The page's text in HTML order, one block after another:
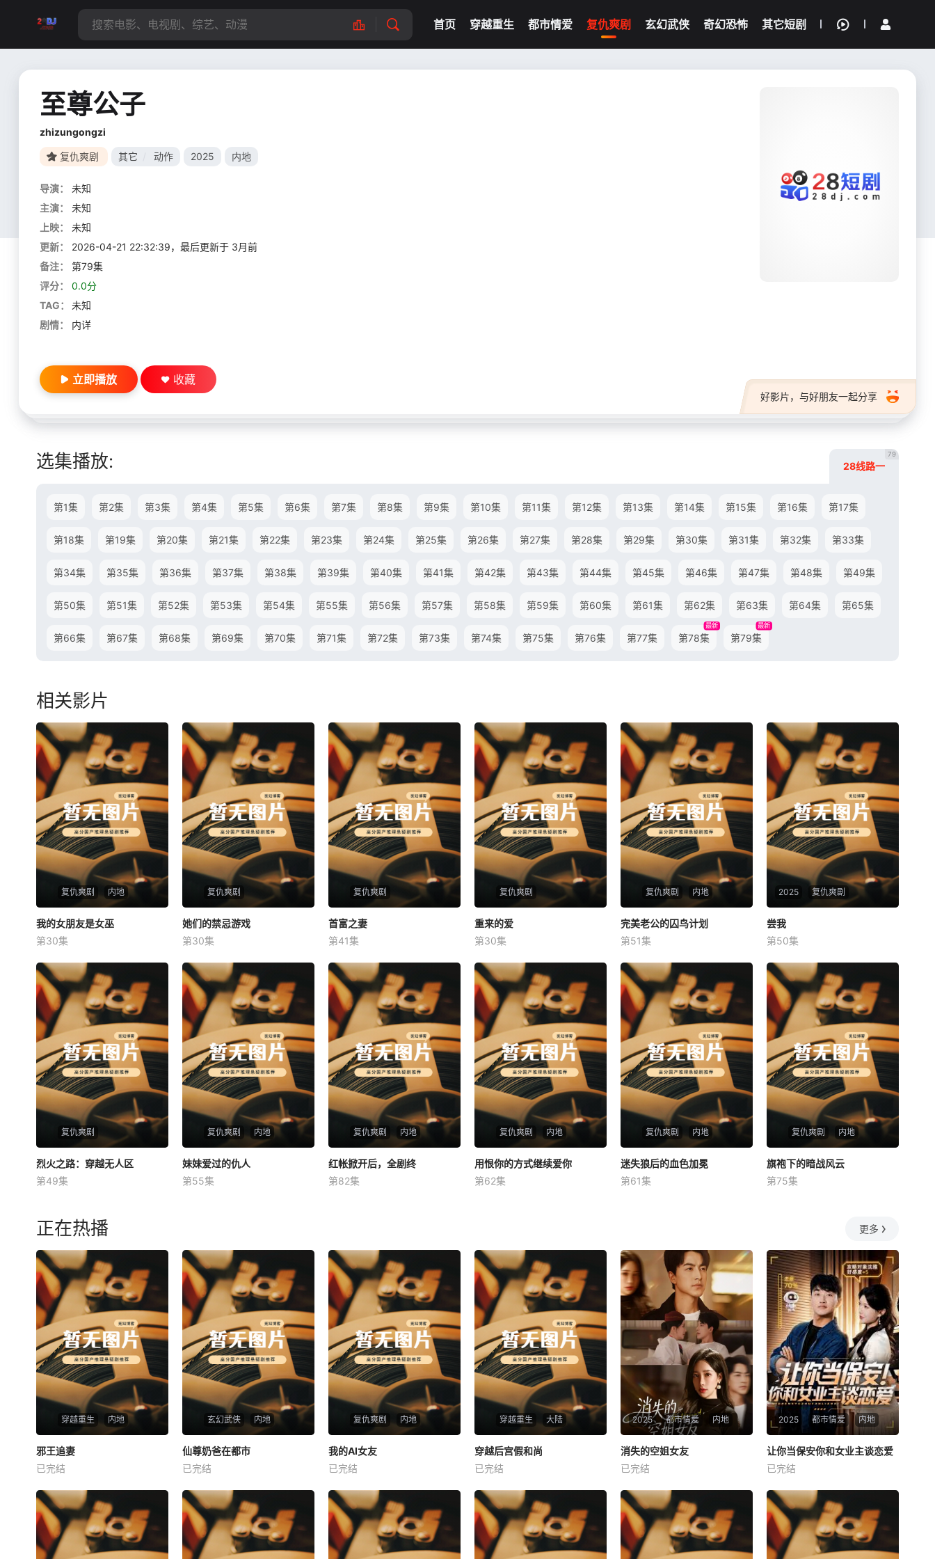
首页 穿越重生 都市情爱 复仇爽剧 玄幻武侠 奇幻恐怖 其它短剧
我的观影记录
至尊公子
zhizungongzi
复仇爽剧 其它 动作 2025 内地
导演：
未知
主演：
未知
上映：
未知
更新：
2026-04-21 22:32:39，最后更新于 3月前
备注：
第79集
评分：
0.0分
TAG：
未知
剧情：
内详
好影片，与好朋友一起分享
立即播放 收藏
选集播放: 28线路一
79
第1集 第2集 第3集 第4集 第5集 第6集 第7集 第8集 第9集 第10集 第11集 第12集 第13集 第14集 第15集 第16集 第17集
第18集 第19集 第20集 第21集 第22集 第23集 第24集 第25集 第26集 第27集 第28集 第29集 第30集 第31集 第32集 第33集
第34集 第35集 第36集 第37集 第38集 第39集 第40集 第41集 第42集 第43集 第44集 第45集 第46集 第47集 第48集 第49集
第50集 第51集 第52集 第53集 第54集 第55集 第56集 第57集 第58集 第59集 第60集 第61集 第62集 第63集 第64集 第65集
第66集 第67集 第68集 第69集 第70集 第71集 第72集 第73集 第74集 第75集 第76集 第77集 第78集
最新
第79集
最新
相关影片
复仇爽剧 内地
我的女朋友是女巫
未知
我的女朋友是女巫
第30集
复仇爽剧
她们的禁忌游戏
未知
她们的禁忌游戏
第30集
复仇爽剧
首富之妻
未知
首富之妻
第41集
复仇爽剧
重来的爱
未知
重来的爱
第30集
复仇爽剧 内地
完美老公的囚鸟计划
未知
完美老公的囚鸟计划
第51集
2025 复仇爽剧
尝我
未知
尝我
第50集
复仇爽剧
烈火之路：穿越无人区
未知
烈火之路：穿越无人区
第49集
复仇爽剧 内地
妹妹爱过的仇人
未知
妹妹爱过的仇人
第55集
复仇爽剧 内地
红帐掀开后，全剧终
未知
红帐掀开后，全剧终
第82集
复仇爽剧 内地
用恨你的方式继续爱你
未知
用恨你的方式继续爱你
第62集
复仇爽剧 内地
迷失狼后的血色加冕
未知
迷失狼后的血色加冕
第61集
复仇爽剧 内地
旗袍下的暗战风云
未知
旗袍下的暗战风云
第75集
正在热播 更多
穿越重生 内地
邪王追妻
未知
邪王追妻
已完结
玄幻武侠 内地
仙尊奶爸在都市
未知
仙尊奶爸在都市
已完结
复仇爽剧 内地
我的AI女友
未知
我的AI女友
已完结
穿越重生 大陆
穿越后宫假和尚
未知
穿越后宫假和尚
已完结
2025 都市情爱 内地
消失的空姐女友
未知
消失的空姐女友
已完结
2025 都市情爱 内地
未知
让你当保安你和女业主谈恋爱
已完结